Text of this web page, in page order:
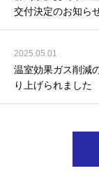
交付決定のお知ら
2025.05.01
温室効果ガス削減
り上げられました